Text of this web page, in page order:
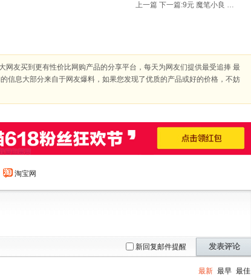
上一篇 下一篇: 9元 魔笔小良 儿童写画板2608S天兰 35*27cm 独特亚光板面
网友买到更有性价比网购产品的分享平台，每天为网友们提供最受追捧 最
信息大部分来自于网友爆料，如果您发现了优质的产品或好的价格，不妨
淘宝网
新回复邮件提醒 发表评论
最新 最早 最佳